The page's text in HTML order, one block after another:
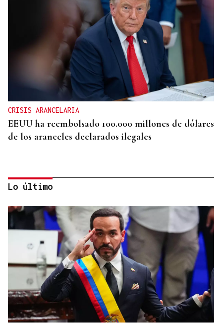
CRISIS ARANCELARIA
EEUU ha reembolsado 100.000 millones de dólares
de los aranceles declarados ilegales
HIDROCARBUROS
La OPEP+ sigue ampliando la oferta de petróleo
para estabilizar el mercado
Lo último